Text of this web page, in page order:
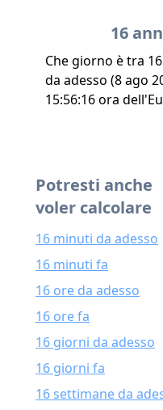
16
Che giorno è tra
da adesso (8 ago
15:56:16 ora
Potresti anche
voler calcolare
16 minuti da adesso
16 minuti fa
16 ore da adesso
16 ore fa
16 giorni da adesso
16 giorni fa
16 settimane da